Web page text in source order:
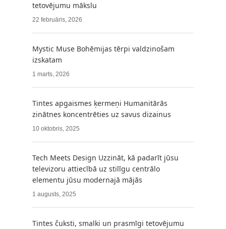
tetovējumu mākslu
22 februāris, 2026
Mystic Muse Bohēmijas tērpi valdzinošam
izskatam
1 marts, 2026
Tintes apgaismes ķermeņi Humanitārās
zinātnes koncentrēties uz savus dizainus
10 oktobris, 2025
Tech Meets Design Uzzināt, kā padarīt jūsu
televizoru attiecībā uz stilīgu centrālo
elementu jūsu modernajā mājās
1 augusts, 2025
Tintes čuksti, smalki un prasmīgi tetovējumu